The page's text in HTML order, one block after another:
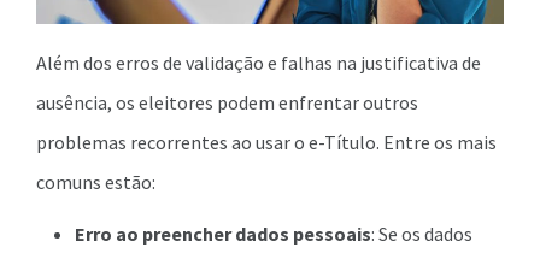
Além dos erros de validação e falhas na justificativa de
ausência, os eleitores podem enfrentar outros
problemas recorrentes ao usar o e-Título. Entre os mais
comuns estão:
Erro ao preencher dados pessoais: Se os dados